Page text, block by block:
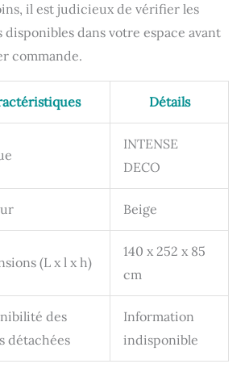
il est judicieux de vérifier les
disponibles dans votre espace avant
commande.
Détails
INTENSE
DECO
Beige
(L x l x h)
140 x 252 x 85
cm
des
détachées
Information
indisponible